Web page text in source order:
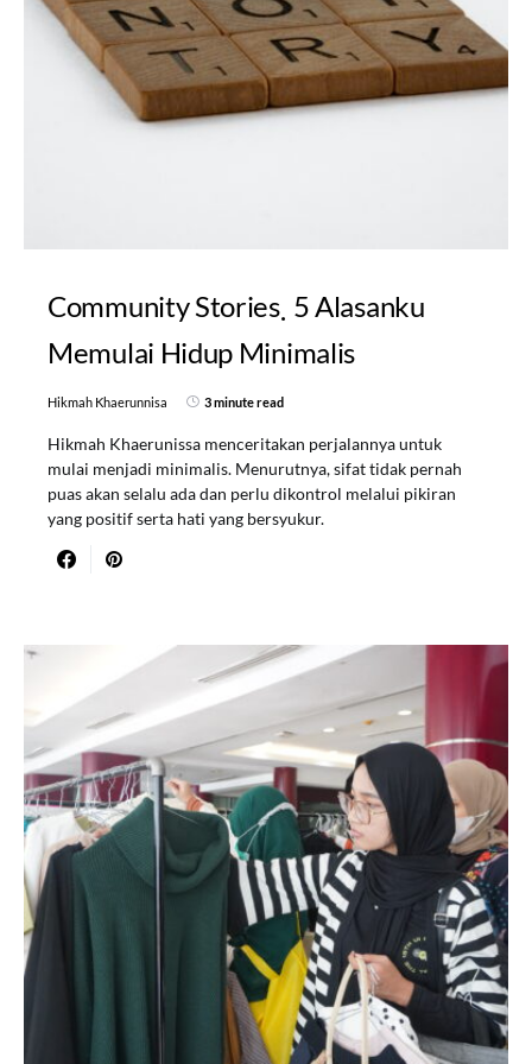
Community Stories 5 Alasanku
Memulai Hidup Minimalis
Hikmah Khaerunnisa 3 minute read
Hikmah Khaerunissa menceritakan perjalannya untuk
mulai menjadi minimalis. Menurutnya, sifat tidak pernah
puas akan selalu ada dan perlu dikontrol melalui pikiran
yang positif serta hati yang bersyukur.